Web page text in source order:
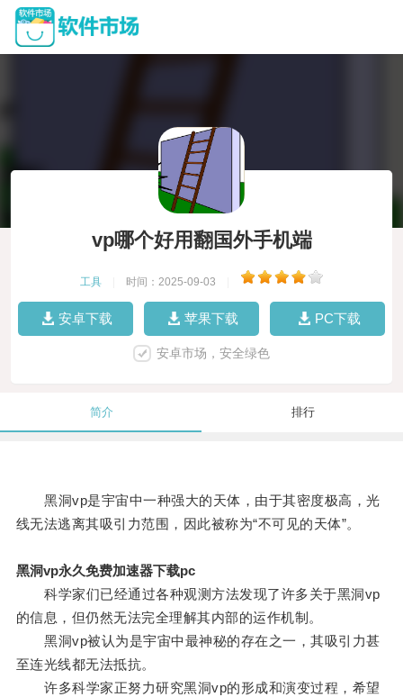
vp哪个好用翻国外手机端
工具 时间：2025-09-03
安卓下载 苹果下载 PC下载
安卓市场，安全绿色
简介 排行
黑洞vp是宇宙中一种强大的天体，由于其密度极高，光
线无法逃离其吸引力范围，因此被称为“不可见的天体”。
黑洞vp永久免费加速器下载pc
科学家们已经通过各种观测方法发现了许多关于黑洞vp
的信息，但仍然无法完全理解其内部的运作机制。
黑洞vp被认为是宇宙中最神秘的存在之一，其吸引力甚
至连光线都无法抵抗。
许多科学家正努力研究黑洞vp的形成和演变过程，希望